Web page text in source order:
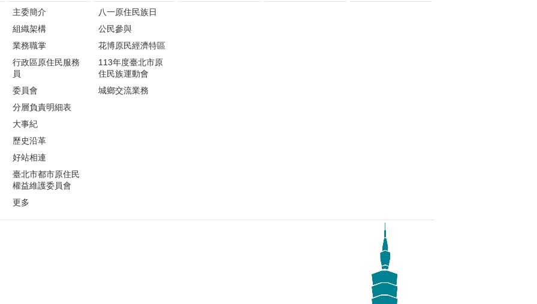
主委簡介
組織架構
業務職掌
行政區原住民服務
員
委員會
分層負責明細表
大事紀
歷史沿革
好站相連
臺北市都市原住民
權益維護委員會
更多
八一原住民族日
公民參與
花博原民經濟特區
113年度臺北市原
住民族運動會
城鄉交流業務